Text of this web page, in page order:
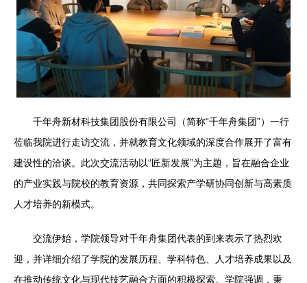
千年舟新材科技集团股份有限公司（简称“千年舟集团”）一行
莅临我院进行走访交流，并就教育文化领域的深度合作展开了富有
建设性的洽谈。此次交流活动以“匠新发展”为主题，旨在融合企业
的产业实践与院校的教育资源，共同探索产学研协同创新与高素质
人才培养的新模式。
交流伊始，学院领导对千年舟集团代表的到来表示了热烈欢
迎，并详细介绍了学院的发展历程、学科特色、人才培养成果以及
在推动传统文化与现代技艺融合方面的积极探索。学院强调，秉